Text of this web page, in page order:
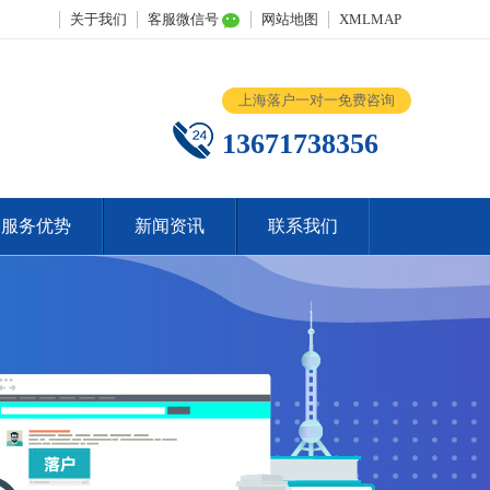
关于我们 客服微信号 网站地图 XMLMAP
上海落户一对一免费咨询
13671738356
服务优势 新闻资讯 联系我们